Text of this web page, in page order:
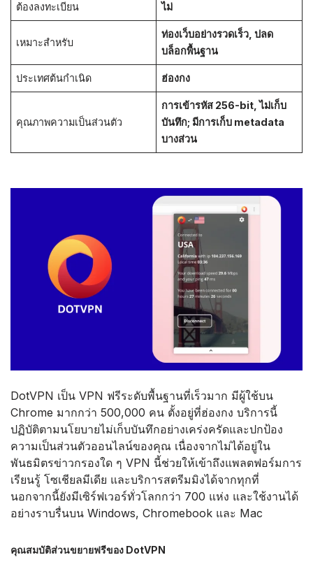
ต้องลงทะเบียน ไม่
เหมาะสำหรับ
ท่องเว็บอย่างรวดเร็ว, ปลด
บล็อกพื้นฐาน
ประเทศต้นกำเนิด ฮ่องกง
คุณภาพความเป็นส่วนตัว
การเข้ารหัส 256-bit, ไม่เก็บ
บันทึก; มีการเก็บ metadata
บางส่วน
DotVPN เป็น VPN ฟรีระดับพื้นฐานที่เร็วมาก มีผู้ใช้บน
Chrome มากกว่า 500,000 คน ตั้งอยู่ที่ฮ่องกง บริการนี้
ปฏิบัติตามนโยบายไม่เก็บบันทึกอย่างเคร่งครัดและปกป้อง
ความเป็นส่วนตัวออนไลน์ของคุณ เนื่องจากไม่ได้อยู่ใน
พันธมิตรข่าวกรองใด ๆ VPN นี้ช่วยให้เข้าถึงแพลตฟอร์มการ
เรียนรู้ โซเชียลมีเดีย และบริการสตรีมมิงได้จากทุกที่
นอกจากนี้ยังมีเซิร์ฟเวอร์ทั่วโลกกว่า 700 แห่ง และใช้งานได้
อย่างราบรื่นบน Windows, Chromebook และ Mac
คุณสมบัติส่วนขยายฟรีของ DotVPN